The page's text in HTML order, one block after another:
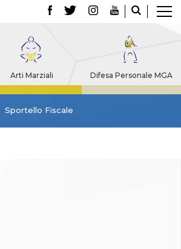
Arti Marziali Difesa Personale MGA
Sportello Fiscale